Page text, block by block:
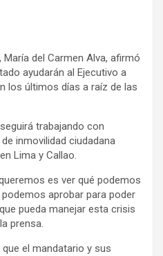
del Carmen Alva, afirmó
ayudarán al Ejecutivo a
los últimos días a raíz de las
trabajando con
inmovilidad ciudadana
Lima y Callao.
es ver qué podemos
aprobar para poder
pueda manejar esta crisis
prensa.
el mandatario y sus